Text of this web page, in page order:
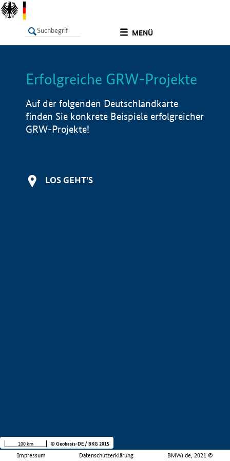
MENÜ
LISTE Info
Erfolgreiche GRW-Projekte
Auf der folgenden Deutschlandkarte
finden Sie konkrete Beispiele erfolgreicher
GRW-Projekte!
LOS GEHT'S
Impressum Datenschutzerklärung BMWi.de, 2021 ©
100 km © Geobasis-DE / BKG 2015